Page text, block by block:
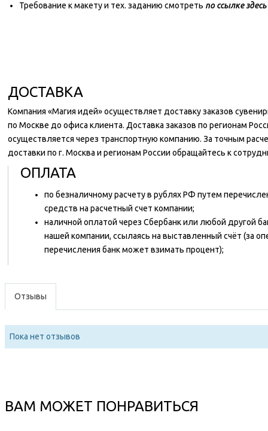
Требование к макету и тех. заданию смотреть по ссылкездесь
ДОСТАВКА
Компания «Магия идей» осуществляет доставку заказов
по Москве до офиса клиента. Доставка заказов по регионам
осуществляется через транспортную компанию. За точным
доставки по г. Москва и регионам России обращайтесь к
ОПЛАТА
по безналичному расчету в рублях РФ путем
средств на расчетный счет компании;
наличной оплатой через Сбербанк или любой другой
нашей компании, ссылаясь на выставленный счёт (за
перечисления банк может взимать процент);
Отзывы
Пока нет отзывов
ВАМ МОЖЕТ ПОНРАВИТЬСЯ